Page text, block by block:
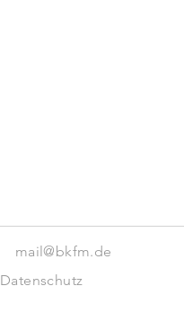
mail@bkfm.de
Datenschutz